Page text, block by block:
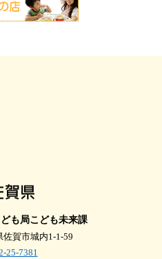
も局こども未来課
佐賀市城内1-1-59
25-7381